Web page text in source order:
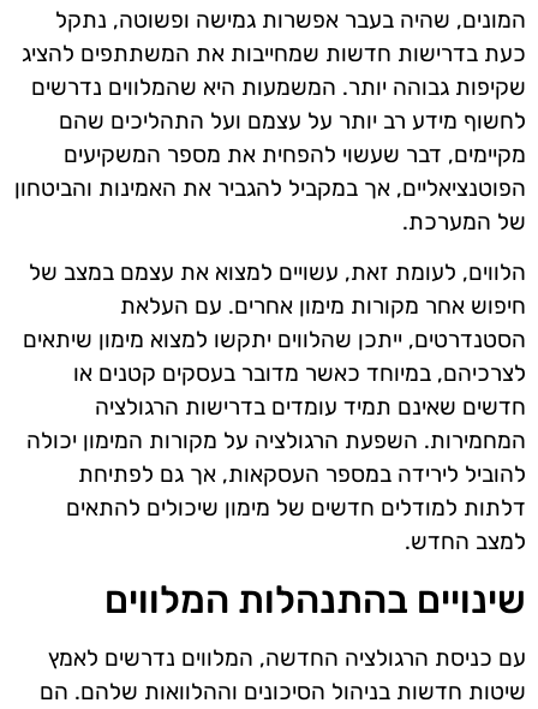
המונים, שהיה בעבר אפשרות גמישה ופשוטה, נתקל
כעת בדרישות חדשות שמחייבות את המשתתפים להציג
שקיפות גבוהה יותר. המשמעות היא שהמלווים נדרשים
לחשוף מידע רב יותר על עצמם ועל התהליכים שהם
מקיימים, דבר שעשוי להפחית את מספר המשקיעים
הפוטנציאליים, אך במקביל להגביר את האמינות והביטחון
של המערכת.
הלווים, לעומת זאת, עשויים למצוא את עצמם במצב של
חיפוש אחר מקורות מימון אחרים. עם העלאת
הסטנדרטים, ייתכן שהלווים יתקשו למצוא מימון שיתאים
לצרכיהם, במיוחד כאשר מדובר בעסקים קטנים או
חדשים שאינם תמיד עומדים בדרישות הרגולציה
המחמירות. השפעת הרגולציה על מקורות המימון יכולה
להוביל לירידה במספר העסקאות, אך גם לפתיחת
דלתות למודלים חדשים של מימון שיכולים להתאים
למצב החדש.
שינויים בהתנהלות המלווים
עם כניסת הרגולציה החדשה, המלווים נדרשים לאמץ
שיטות חדשות בניהול הסיכונים וההלוואות שלהם. הם